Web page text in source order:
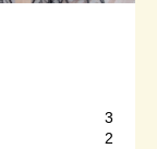
3
2